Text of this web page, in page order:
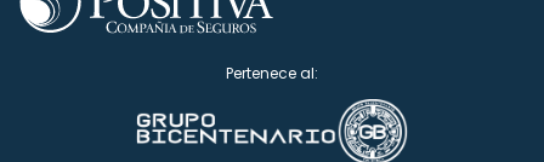
Pertenece al: